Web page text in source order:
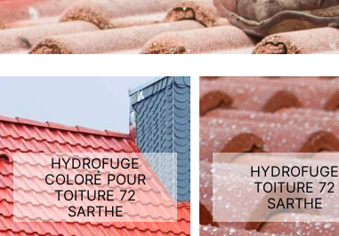
HYDROFUGE
COLORÉ POUR
TOITURE 72
SARTHE
HYDROFUGE
TOITURE 72
SARTHE